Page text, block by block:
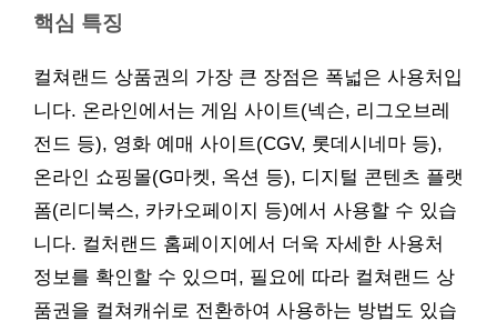
핵심 특징
컬쳐랜드 상품권의 가장 큰 장점은 폭넓은 사용처입
니다. 온라인에서는 게임 사이트(넥슨, 리그오브레
전드 등), 영화 예매 사이트(CGV, 롯데시네마 등),
온라인 쇼핑몰(G마켓, 옥션 등), 디지털 콘텐츠 플랫
폼(리디북스, 카카오페이지 등)에서 사용할 수 있습
니다. 컬처랜드 홈페이지에서 더욱 자세한 사용처
정보를 확인할 수 있으며, 필요에 따라 컬쳐랜드 상
품권을 컬쳐캐쉬로 전환하여 사용하는 방법도 있습